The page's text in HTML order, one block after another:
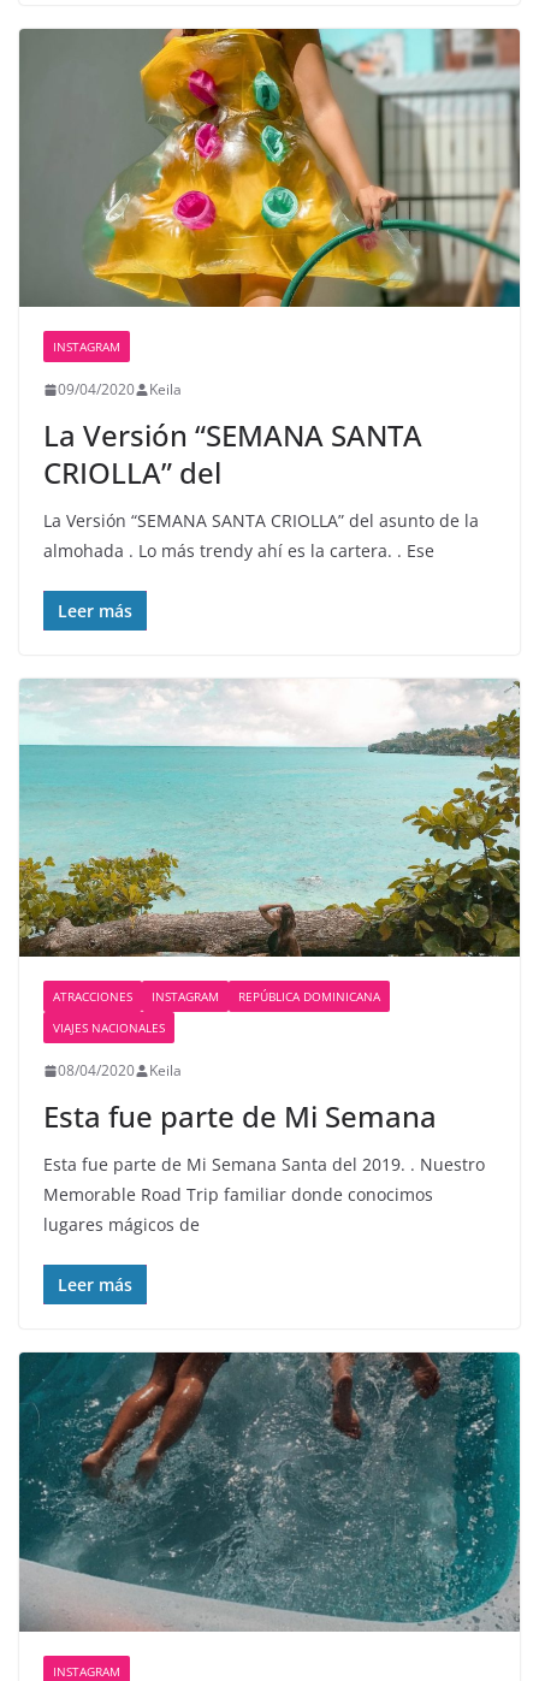
INSTAGRAM
09/04/2020 Keila
La Versión “SEMANA SANTA
CRIOLLA” del
La Versión “SEMANA SANTA CRIOLLA” del asunto de la
almohada . Lo más trendy ahí es la cartera. . Ese
Leer más
ATRACCIONES INSTAGRAM
REPÚBLICA DOMINICANA
VIAJES NACIONALES
08/04/2020 Keila
Esta fue parte de Mi Semana
Esta fue parte de Mi Semana Santa del 2019. . Nuestro
Memorable Road Trip familiar donde conocimos
lugares mágicos de
Leer más
INSTAGRAM